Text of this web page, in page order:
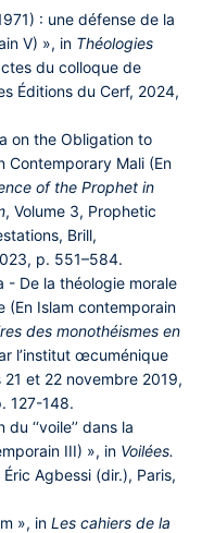
: une défense de la
V) », in Théologies
du colloque de
Éditions du Cerf, 2024,
on the Obligation to
Contemporary Mali (En
of the Prophet in
, Volume 3, Prophetic
Brill,
p. 551–584.
De la théologie morale
(En Islam contemporain
des monothéismes en
l’institut œcuménique
et 22 novembre 2019,
127-148.
‘‘voile’’ dans la
III) », in Voilées.
Éric Agbessi (dir.), Paris,
», in Les cahiers de la